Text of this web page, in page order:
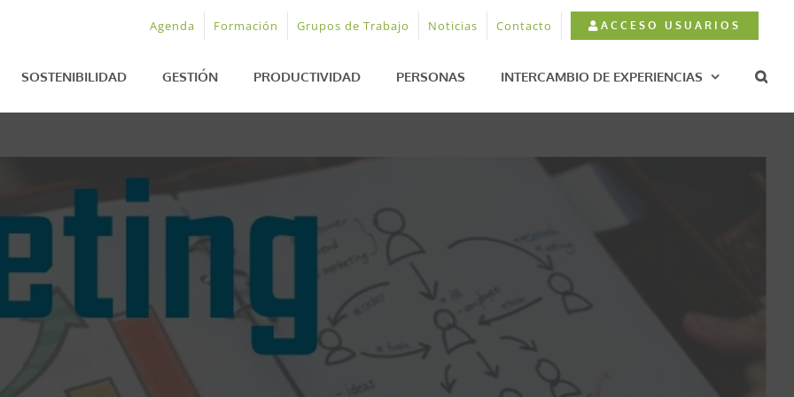
Agenda Formación Grupos de Trabajo Noticias Contacto ACCESO USUARIOS
SOSTENIBILIDAD GESTIÓN PRODUCTIVIDAD PERSONAS INTERCAMBIO DE EXPERIENCIAS